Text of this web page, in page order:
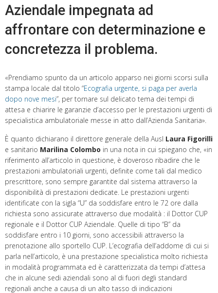
Aziendale impegnata ad
affrontare con determinazione e
concretezza il problema.
«Prendiamo spunto da un articolo apparso nei giorni scorsi sulla
stampa locale dal titolo “Ecografia urgente, si paga per averla
dopo nove mesi”, per tornare sul delicato tema dei tempi di
attesa e chiarire le garanzie d’accesso per le prestazioni urgenti di
specialistica ambulatoriale messe in atto dall’Azienda Sanitaria».
È quanto dichiarano il direttore generale della Ausl Laura Figorilli
e sanitario Marilina Colombo in una nota in cui spiegano che, «in
riferimento all’articolo in questione, è doveroso ribadire che le
prestazioni ambulatoriali urgenti, definite come tali dal medico
prescrittore, sono sempre garantite dal sistema attraverso la
disponibilità di prestazioni dedicate. Le prestazioni urgenti
identificate con la sigla “U” da soddisfare entro le 72 ore dalla
richiesta sono assicurate attraverso due modalità : il Dottor CUP
regionale e il Dottor CUP Aziendale. Quelle di tipo “B” da
soddisfare entro i 10 giorni, sono accessibili attraverso la
prenotazione allo sportello CUP. L’ecografia dell’addome di cui si
parla nell’articolo, è una prestazione specialistica molto richiesta
in modalità programmata ed è caratterizzata da tempi d’attesa
che in alcune sedi aziendali sono al di fuori degli standard
regionali anche a causa di un alto tasso di indicazioni